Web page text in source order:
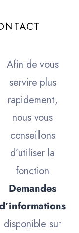
Afin de vous
servire plus
rapidement,
nous vous
conseillons
d’utiliser la
fonction
Demandes
d’informations
disponible sur